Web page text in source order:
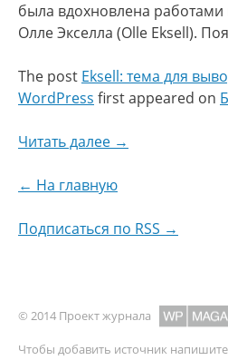
была вдохновлена
Олле Экселла (Olle Eksell).
The post Eksell: тема для
WordPress first appeared on
Читать далее →
← На главную
Подписаться по RSS →
© 2014 Проект журнала
Чтобы добавить источник